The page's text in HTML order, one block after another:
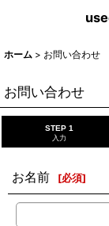
ホーム > お問い合わせ
お問い合わせ
STEP 1
入力
お名前 [必須]